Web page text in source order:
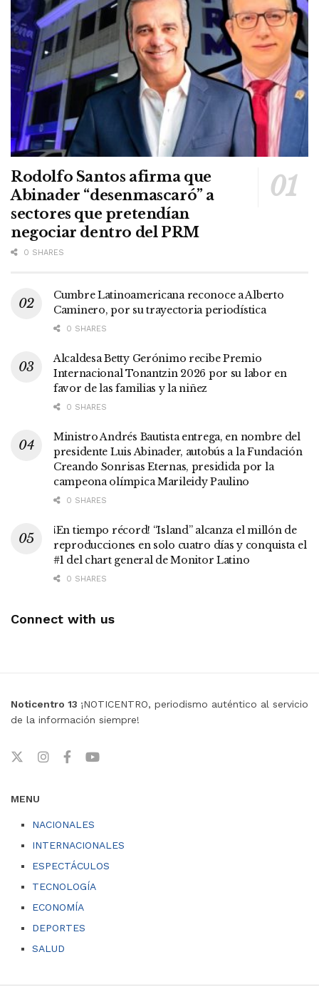
Rodolfo Santos afirma que
Abinader “desenmascaró” a
sectores que pretendían
negociar dentro del PRM
0 SHARES
Cumbre Latinoamericana reconoce a Alberto
Caminero, por su trayectoria periodística
0 SHARES
Alcaldesa Betty Gerónimo recibe Premio
Internacional Tonantzin 2026 por su labor en
favor de las familias y la niñez
0 SHARES
Ministro Andrés Bautista entrega, en nombre del
presidente Luis Abinader, autobús a la Fundación
Creando Sonrisas Eternas, presidida por la
campeona olímpica Marileidy Paulino
0 SHARES
¡En tiempo récord! “Island” alcanza el millón de
reproducciones en solo cuatro días y conquista el
#1 del chart general de Monitor Latino
0 SHARES
Connect with us
Noticentro 13 ¡NOTICENTRO, periodismo auténtico al servicio
de la información siempre!
MENU
NACIONALES
INTERNACIONALES
ESPECTÁCULOS
TECNOLOGÍA
ECONOMÍA
DEPORTES
SALUD